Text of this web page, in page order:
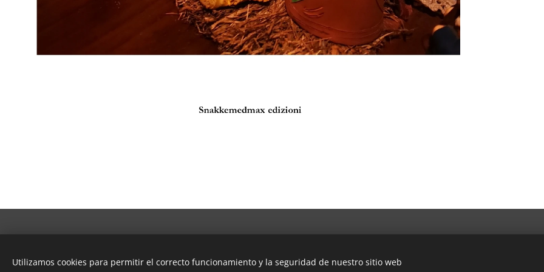
Cookies
Utilizamos cookies para permitir el correcto funcionamiento y la seguridad de nuestro sitio web